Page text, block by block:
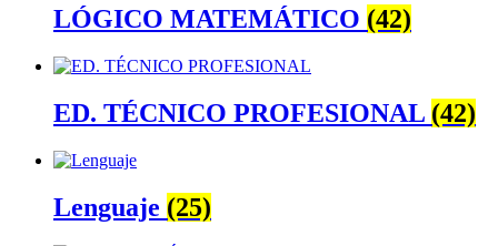
LÓGICO MATEMÁTICO (42)
ED. TÉCNICO PROFESIONAL (42)
Lenguaje (25)